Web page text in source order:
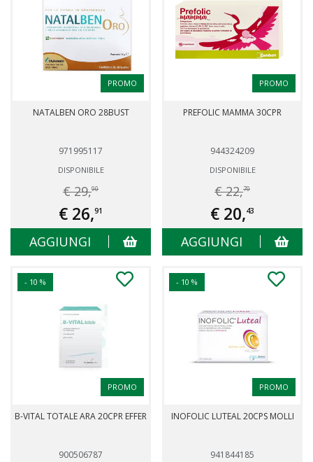
PROMO
NATALBEN ORO 28BUST
971995117
DISPONIBILE
€ 29,90
€ 26,91
AGGIUNGI
PROMO
PREFOLIC MAMMA 30CPR
944324209
DISPONIBILE
€ 22,70
€ 20,43
AGGIUNGI
- 10 %
PROMO
B-VITAL TOTALE ARA 20CPR EFFER
900506787
- 10 %
PROMO
INOFOLIC LUTEAL 20CPS MOLLI
941844185